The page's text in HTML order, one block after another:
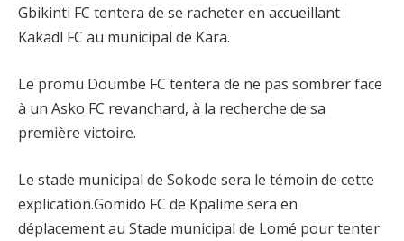
Gbikinti FC tentera de se racheter en accueillant
Kakadl FC au municipal de Kara.
Le promu Doumbe FC tentera de ne pas sombrer face
à un Asko FC revanchard, à la recherche de sa
première victoire.
Le stade municipal de Sokode sera le témoin de cette
explication.Gomido FC de Kpalime sera en
déplacement au Stade municipal de Lomé pour tenter